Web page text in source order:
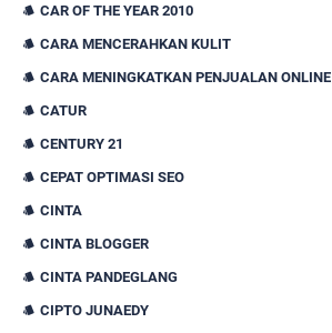
CAR OF THE YEAR 2010
CARA MENCERAHKAN KULIT
CARA MENINGKATKAN PENJUALAN ONLINE
CATUR
CENTURY 21
CEPAT OPTIMASI SEO
CINTA
CINTA BLOGGER
CINTA PANDEGLANG
CIPTO JUNAEDY